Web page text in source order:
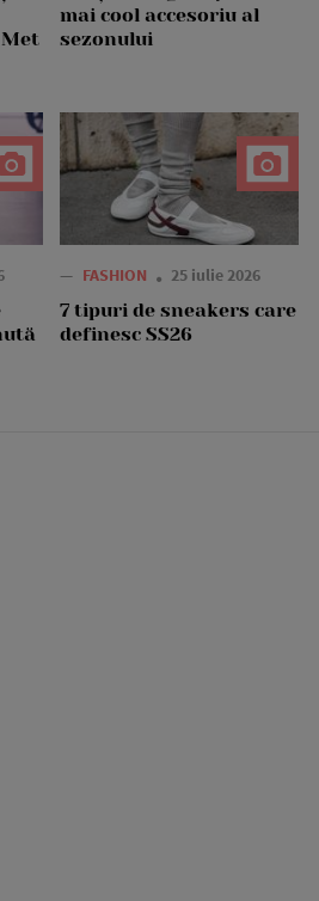
mai cool accesoriu al
sezonului
— FASHION 25 iulie 2026
7 tipuri de sneakers care
definesc SS26